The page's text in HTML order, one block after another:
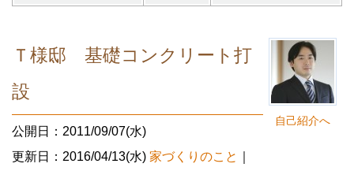
自己紹介へ
Ｔ様邸 基礎コンクリート打
設
公開日：2011/09/07(水)
更新日：2016/04/13(水) 家づくりのこと